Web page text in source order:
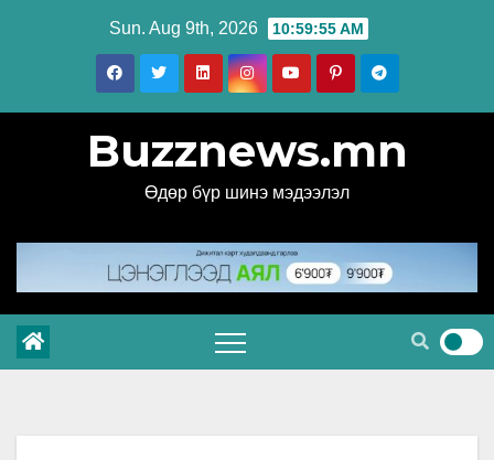
Sun. Aug 9th, 2026 10:59:56 AM
Buzznews.mn
Өдөр бүр шинэ мэдээлэл